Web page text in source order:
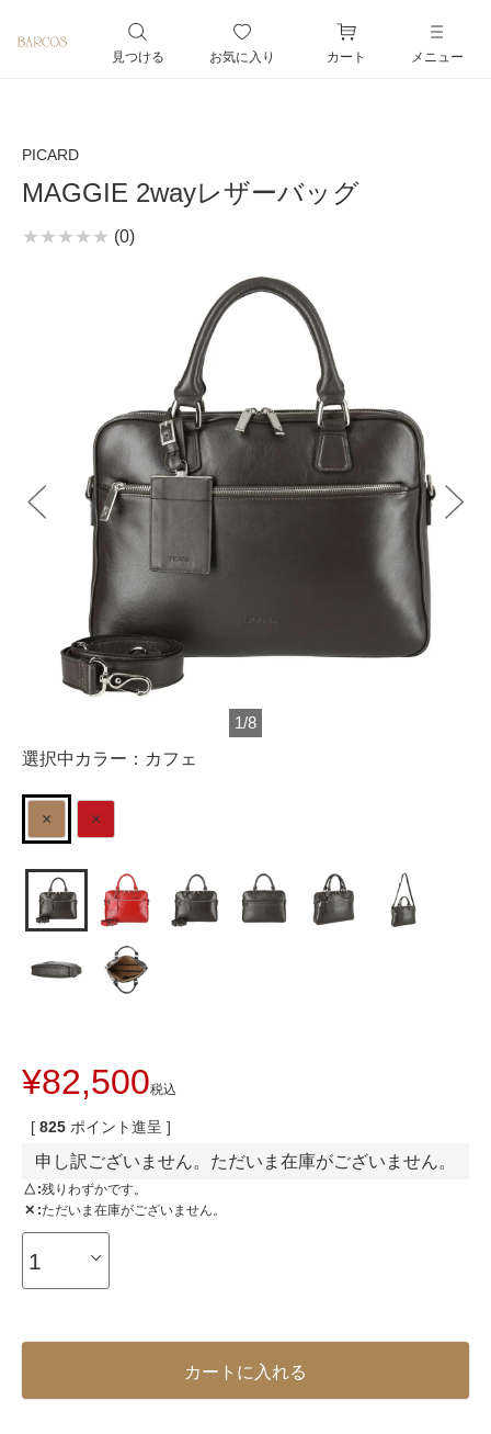
見つける お気に入り カート メニュー
PICARD
MAGGIE 2wayレザーバッグ
(0)
1/8
選択中カラー： カフェ
× ×
¥82,500税込
[ 825 ポイント進呈 ]
申し訳ございません。ただいま在庫がございません。
△ 残りわずかです。
✕ ただいま在庫がございません。
カートに入れる